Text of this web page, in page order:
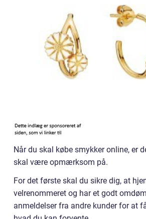
Når du skal købe smykker online, er
skal være opmærksom på.
For det første skal du sikre dig, at
velrenommeret og har et godt
anmeldelser fra andre kunder for at